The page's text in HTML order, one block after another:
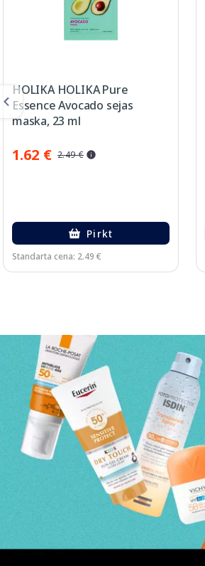
HOLIKA HOLIKA Pure
Essence Avocado sejas
maska, 23 ml
1.62 € 2.49 €
Pirkt
Standarta cena: 2.49 €